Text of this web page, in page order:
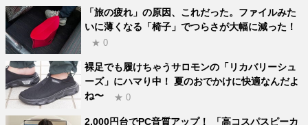
「旅の疲れ」の原因、これだった。ファイルみた
いに薄くなる「椅子」でつらさが大幅に減った！
★ 0
裸足でも履けちゃうサロモンの「リカバリーシュ
ーズ」にハマり中！ 夏のおでかけに快適なんだよ
ね〜
★ 0
2,000円台でPC音質アップ！ 「高コスパスピーカ